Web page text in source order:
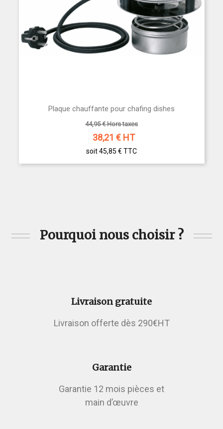
Plaque chauffante pour chafing dishes
44,95 € Hors taxes
38,21 € HT
soit 45,85 € TTC
Pourquoi nous choisir ?
Livraison gratuite
Livraison offerte dès 290€HT
Garantie
Garantie 12 mois pièces et
main d’œuvre